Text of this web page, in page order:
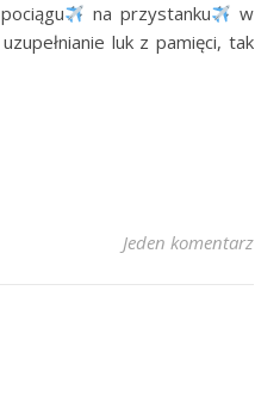
na przystanku
w
luk z pamięci, tak
Jeden komentarz